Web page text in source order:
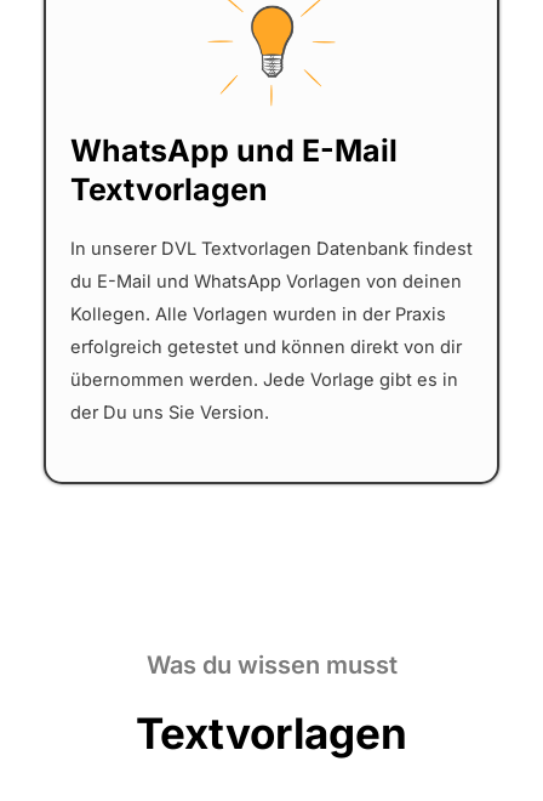
WhatsApp und E-Mail
Textvorlagen
In unserer DVL Textvorlagen Datenbank findest
du E-Mail und WhatsApp Vorlagen von deinen
Kollegen. Alle Vorlagen wurden in der Praxis
erfolgreich getestet und können direkt von dir
übernommen werden. Jede Vorlage gibt es in
der Du uns Sie Version.
Was du wissen musst
Textvorlagen